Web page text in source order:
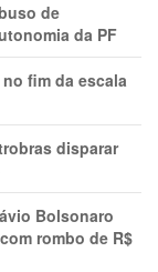
de
da PF
fim da escala
disparar
Bolsonaro
rombo de R$